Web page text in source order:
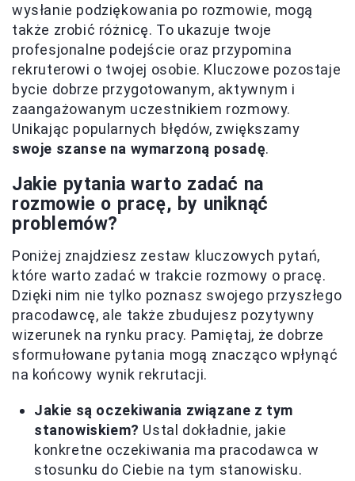
wysłanie podziękowania po rozmowie, mogą
także zrobić różnicę. To ukazuje twoje
profesjonalne podejście oraz przypomina
rekruterowi o twojej osobie. Kluczowe pozostaje
bycie dobrze przygotowanym, aktywnym i
zaangażowanym uczestnikiem rozmowy.
Unikając popularnych błędów, zwiększamy
swoje szanse na wymarzoną posadę.
Jakie pytania warto zadać na
rozmowie o pracę, by uniknąć
problemów?
Poniżej znajdziesz zestaw kluczowych pytań,
które warto zadać w trakcie rozmowy o pracę.
Dzięki nim nie tylko poznasz swojego przyszłego
pracodawcę, ale także zbudujesz pozytywny
wizerunek na rynku pracy. Pamiętaj, że dobrze
sformułowane pytania mogą znacząco wpłynąć
na końcowy wynik rekrutacji.
Jakie są oczekiwania związane z tym
stanowiskiem? Ustal dokładnie, jakie
konkretne oczekiwania ma pracodawca w
stosunku do Ciebie na tym stanowisku.